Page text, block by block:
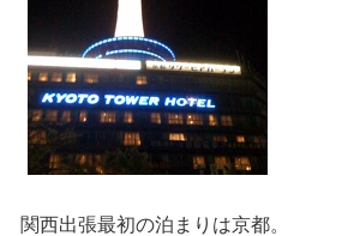
関西出張最初の泊まりは京都。